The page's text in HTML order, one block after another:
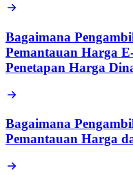
Bagaimana
Pemantauan Harga
Penetapan Harga
Bagaimana
Pemantauan Harga